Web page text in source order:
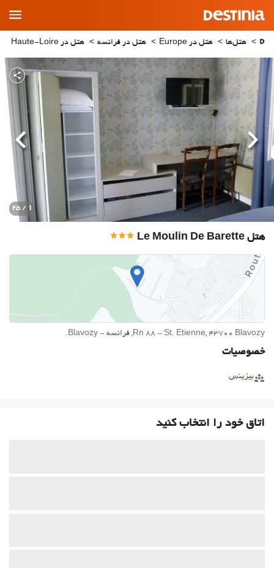
Main
Menu
هتل‌ها هتل در Europe هتل در فرانسه هتل در Haute-Loire
هتل Le Moulin De Barette
1
/ 25
قبلی بعدی
Rn 88 - St. Etienne, 43700 Blavozy, فرانسه - Blavozy.
خصوصیات
بیزینس
اتاق خود را انتخاب کنید